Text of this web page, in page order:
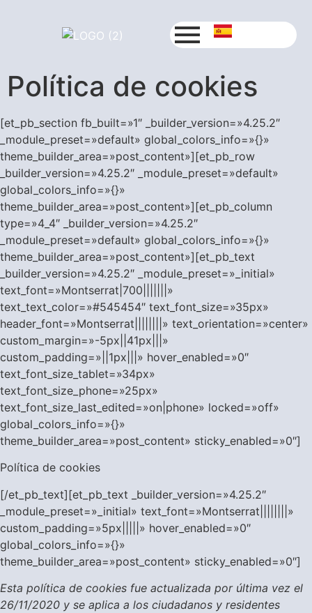
Política de cookies
[et_pb_section fb_built=»1″ _builder_version=»4.25.2″
_module_preset=»default» global_colors_info=»{}»
theme_builder_area=»post_content»][et_pb_row
_builder_version=»4.25.2″ _module_preset=»default»
global_colors_info=»{}»
theme_builder_area=»post_content»][et_pb_column
type=»4_4″ _builder_version=»4.25.2″
_module_preset=»default» global_colors_info=»{}»
theme_builder_area=»post_content»][et_pb_text
_builder_version=»4.25.2″ _module_preset=»_initial»
text_font=»Montserrat|700|||||||»
text_text_color=»#545454″ text_font_size=»35px»
header_font=»Montserrat||||||||» text_orientation=»center»
custom_margin=»-5px||41px|||»
custom_padding=»||1px|||» hover_enabled=»0″
text_font_size_tablet=»34px»
text_font_size_phone=»25px»
text_font_size_last_edited=»on|phone» locked=»off»
global_colors_info=»{}»
theme_builder_area=»post_content» sticky_enabled=»0″]
Política de cookies
[/et_pb_text][et_pb_text _builder_version=»4.25.2″
_module_preset=»_initial» text_font=»Montserrat||||||||»
custom_padding=»5px|||||» hover_enabled=»0″
global_colors_info=»{}»
theme_builder_area=»post_content» sticky_enabled=»0″]
Esta política de cookies fue actualizada por última vez el
26/11/2020 y se aplica a los ciudadanos y residentes